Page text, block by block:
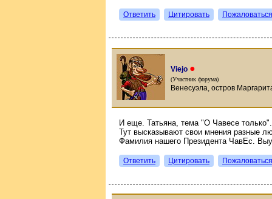
Ответить Цитировать Пожаловаться
Viejo ●
(Участник форума)
Венесуэла, остров
И еще. Татьяна, тема "О Чавесе
Тут высказывают свои мнения разные
Фамилия нашего Президента ЧавЕс.
Ответить Цитировать Пожаловаться